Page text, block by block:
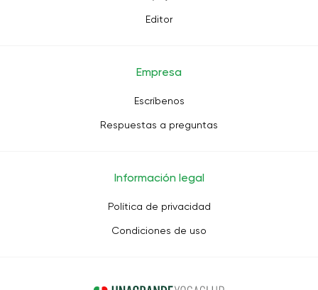
Editor
Empresa
Escríbenos
Respuestas a preguntas
Información legal
Política de privacidad
Condiciones de uso